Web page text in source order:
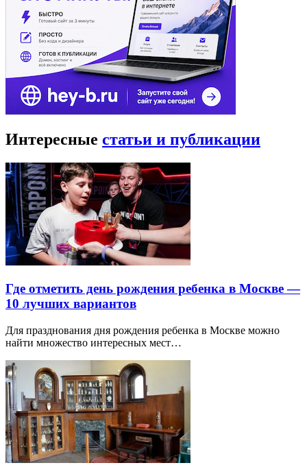
Интересные статьи и публикации
Где отметить день рождения ребенка в Москве —
10 лучших вариантов
Для празднования дня рождения ребенка в Москве можно
найти множество интересных мест…